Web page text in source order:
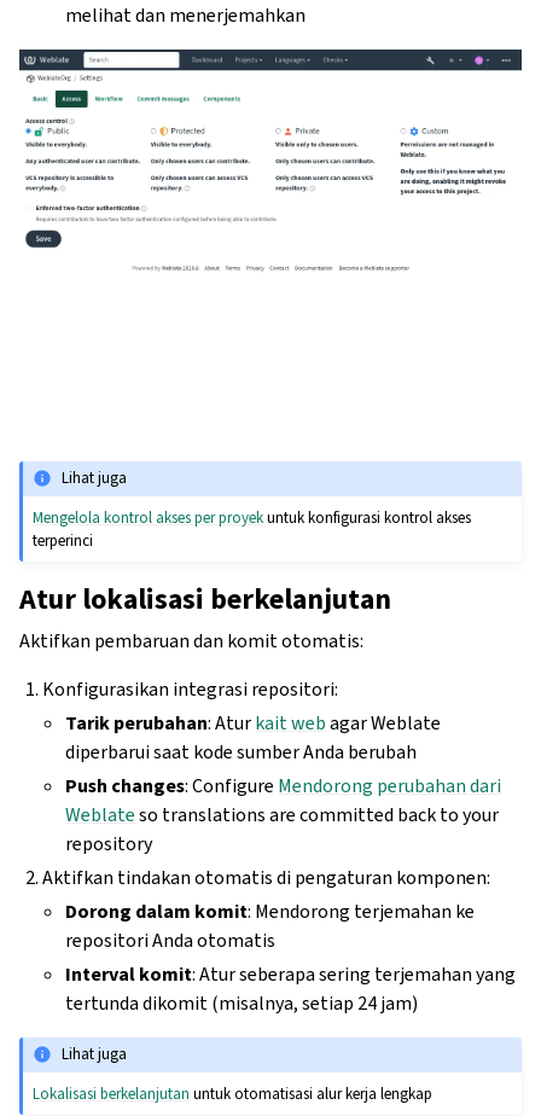
melihat dan menerjemahkan
Lihat juga
Mengelola kontrol akses per proyekuntuk konfigurasi kontrol akses
terperinci
Atur lokalisasi berkelanjutan
Aktifkan pembaruan dan komit otomatis:
Konfigurasikan integrasi repositori:
Tarik perubahan: Aturkait webagar Weblate
diperbarui saat kode sumber Anda berubah
Push changes: Configure Mendorong perubahan dari
Weblateso translations are committed back to your
repository
Aktifkan tindakan otomatis di pengaturan komponen:
Dorong dalam komit: Mendorong terjemahan ke
repositori Anda otomatis
Interval komit: Atur seberapa sering terjemahan yang
tertunda dikomit (misalnya, setiap 24 jam)
Lihat juga
Lokalisasi berkelanjutan untuk otomatisasi alur kerja lengkap